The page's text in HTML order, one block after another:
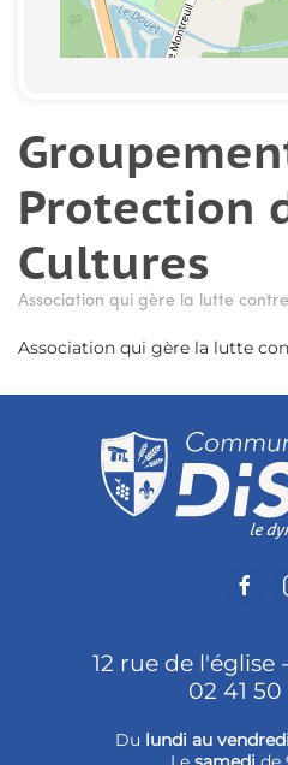
Protection
Cultures
Association qui gère la lutte
Association qui gère la lutte
12 rue de
02 41
Du lundi au vendredi